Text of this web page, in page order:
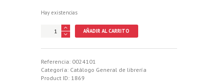
Hay existencias
COMPORTAMIENTO
ROJA
(ALECTORIS
RUFA)
AÑADIR AL CARRITO
Referencia: 0024101
Categoría: Catálogo General de librería
Product ID: 1869